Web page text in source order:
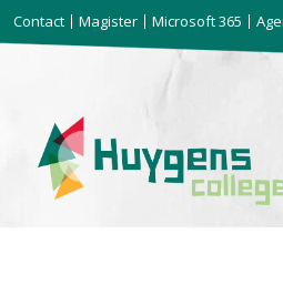
Contact Magister Microsoft 365
naar: